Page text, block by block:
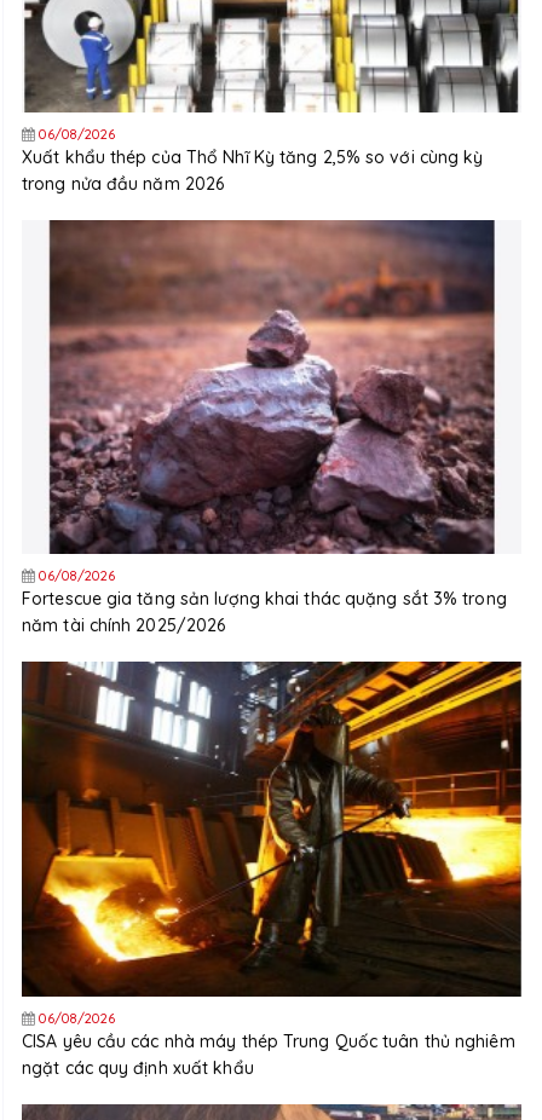
06/08/2026
Xuất khẩu thép của Thổ Nhĩ Kỳ tăng 2,5% so với cùng kỳ
trong nửa đầu năm 2026
06/08/2026
Fortescue gia tăng sản lượng khai thác quặng sắt 3% trong
năm tài chính 2025/2026
06/08/2026
CISA yêu cầu các nhà máy thép Trung Quốc tuân thủ nghiêm
ngặt các quy định xuất khẩu